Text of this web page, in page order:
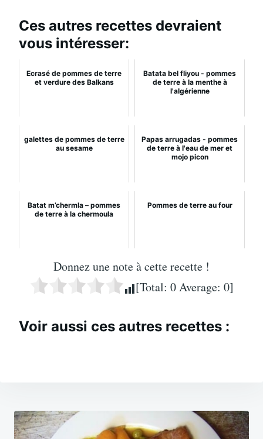
Ces autres recettes devraient
vous intéresser:
Ecrasé de pommes de terre
et verdure des Balkans
Batata bel fliyou - pommes
de terre à la menthe à
l'algérienne
galettes de pommes de terre
au sesame
Papas arrugadas - pommes
de terre à l'eau de mer et
mojo picon
Batat m’chermla – pommes
de terre à la chermoula
Pommes de terre au four
Donnez une note à cette recette !
[Total: 0Average: 0]
Voir aussi ces autres recettes :
Navigation